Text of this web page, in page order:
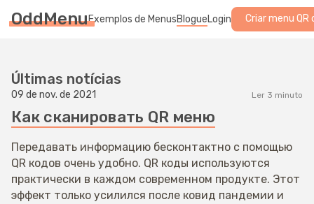
OddMenuExemplos de MenusBlogueLogin Criar menu QR
Últimas notícias
09 de nov. de 2021 Ler 3 minuto
Как сканировать QR меню
Передавать информацию бесконтактно с помощью
QR кодов очень удобно. QR коды используются
практически в каждом современном продукте. Этот
эффект только усилился после ковид пандемии и